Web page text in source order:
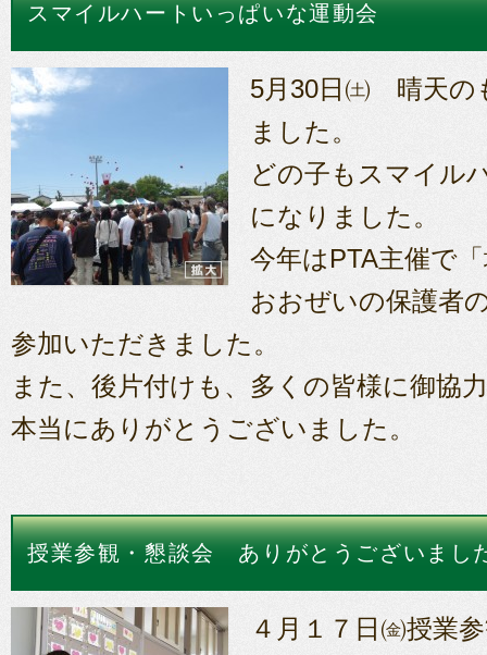
スマイルハートいっぱいな運動会
5月30日㈯ 晴天の
ました。
どの子もスマイル
になりました。
今年はPTA主催で
おおぜいの保護者
参加いただきました。
また、後片付けも、多くの皆様に御協
本当にありがとうございました。
授業参観・懇談会 ありがとうございまし
４月１７日㈮授業